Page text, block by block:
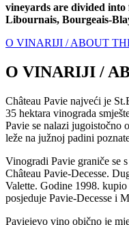
vineyards are divided
Libournais, Bourgeais-
O VINARIJI / ABOUT
O VINARIJI /
Château Pavie najveći je
35 hektara vinograda
Pavie se nalazi jugoistočno
leže na južnoj padini
Vinogradi Pavie graniče se
Château Pavie-Decesse.
Valette. Godine 1998.
posjeduje Pavie-Decesse i
Paviejevo vino obično je